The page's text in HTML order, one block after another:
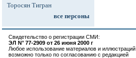
Торосян Тигран
все персоны
Свидетельство о регистрации СМИ:
ЭЛ N° 77-2909 от 26 июня 2000 г
Любое использование материалов и иллюстраций
возможно только по согласованию с редакцией